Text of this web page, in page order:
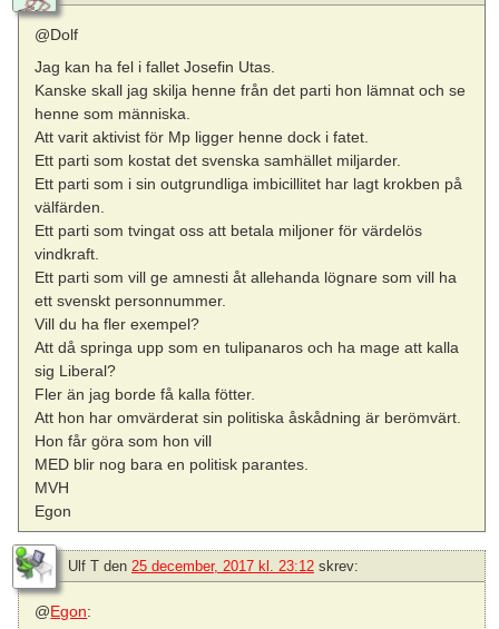
@Dolf
Jag kan ha fel i fallet Josefin Utas.
Kanske skall jag skilja henne från det parti hon lämnat och se
henne som människa.
Att varit aktivist för Mp ligger henne dock i fatet.
Ett parti som kostat det svenska samhället miljarder.
Ett parti som i sin outgrundliga imbicillitet har lagt krokben på
välfärden.
Ett parti som tvingat oss att betala miljoner för värdelös
vindkraft.
Ett parti som vill ge amnesti åt allehanda lögnare som vill ha
ett svenskt personnummer.
Vill du ha fler exempel?
Att då springa upp som en tulipanaros och ha mage att kalla
sig Liberal?
Fler än jag borde få kalla fötter.
Att hon har omvärderat sin politiska åskådning är berömvärt.
Hon får göra som hon vill
MED blir nog bara en politisk parantes.
MVH
Egon
Ulf T den 25 december, 2017 kl. 23:12 skrev:
@Egon: